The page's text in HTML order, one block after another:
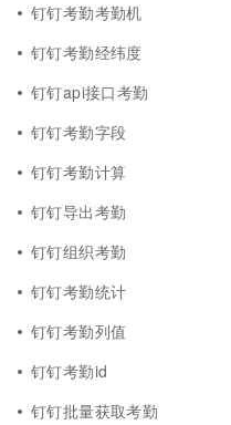
钉钉考勤考勤机
钉钉考勤经纬度
钉钉api接口考勤
钉钉考勤字段
钉钉考勤计算
钉钉导出考勤
钉钉组织考勤
钉钉考勤统计
钉钉考勤列值
钉钉考勤id
钉钉批量获取考勤